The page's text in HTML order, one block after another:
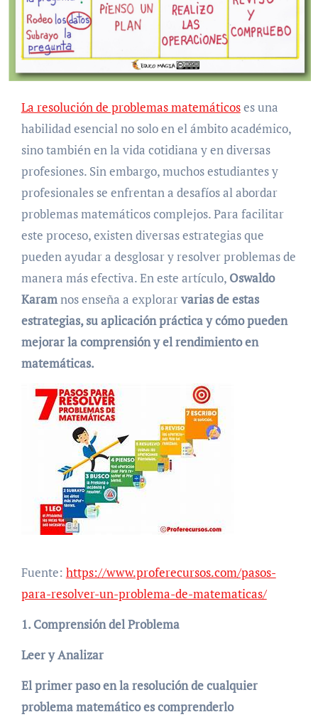
La resolución de problemas matemáticoses una
habilidad esencial no solo en el ámbito académico,
sino también en la vida cotidiana y en diversas
profesiones. Sin embargo, muchos estudiantes y
profesionales se enfrentan a desafíos al abordar
problemas matemáticos complejos. Para facilitar
este proceso, existen diversas estrategias que
pueden ayudar a desglosar y resolver problemas de
manera más efectiva. En este artículo, Oswaldo
Karamnos enseña a explorarvarias de estas
estrategias, su aplicación práctica y cómo pueden
mejorar la comprensión y el rendimiento en
matemáticas.
Fuente: https://www.proferecursos.com/pasos-
para-resolver-un-problema-de-matematicas/
1. Comprensión del Problema
Leer y Analizar
El primer paso en la resolución de cualquier
problema matemático es comprenderlo